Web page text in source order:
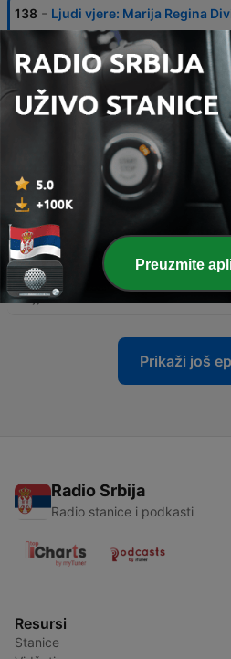
138 - Ljudi vjere: Marija Regina
02 авг. 2026
137 - Ljudi vjere: Marija Perčić -
26 јул. 2026
Ljudi vjere: Anica Trstenjak
134 - Shoghig Eratapelyan: Bog
Svjedočanstvo žene koja je
05 јул. 2026
133 - Ljudi vjere: Mario Stančić -
28 јун. 2026
Prikaži još
Radio Srbija
Radio stanice i podkasti
Resursi
Stanice
Preuzmite